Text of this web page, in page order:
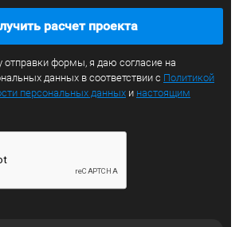
расчет проекта
формы, я даю согласие на
данных в соответствии с Политикой
персональных данных и настоящим